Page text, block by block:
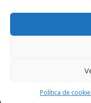
Política de
Diseño web